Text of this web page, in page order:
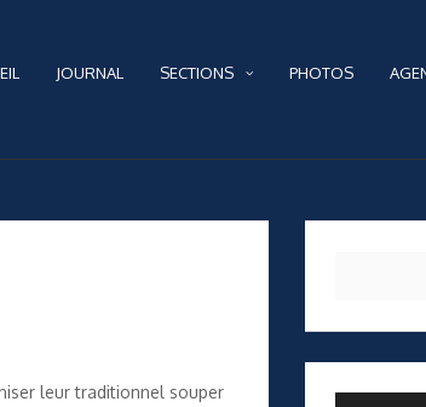
JOURNAL SECTIONS PHOTOS
leur traditionnel souper